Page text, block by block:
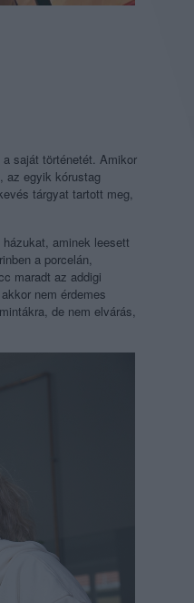
saját történetét. Amikor
az egyik kórustag
tárgyat tartott meg,
aminek leesett
a porcelán,
maradt az addigi
nem érdemes
de nem elvárás,